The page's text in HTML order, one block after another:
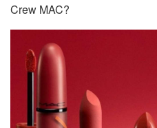
Crew MAC?